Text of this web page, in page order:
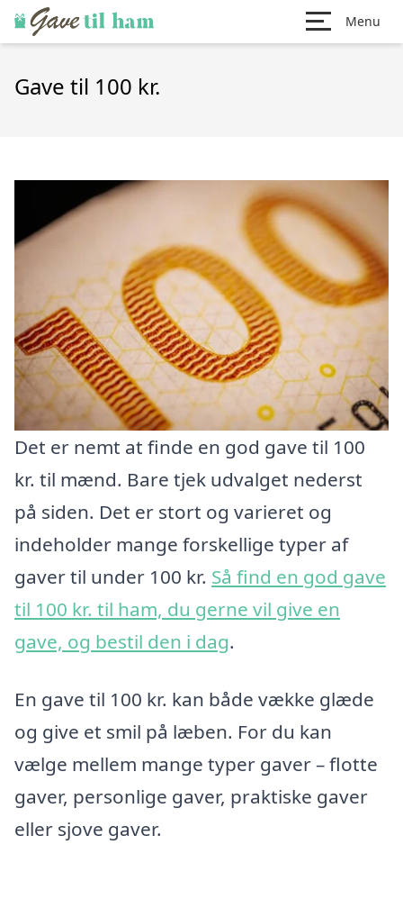
Menu
Gave til 100 kr.
Det er nemt at finde en god gave til 100
kr. til mænd. Bare tjek udvalget nederst
på siden. Det er stort og varieret og
indeholder mange forskellige typer af
gaver til under 100 kr. Så find en god gave
til 100 kr. til ham, du gerne vil give en
gave, og bestil den i dag.
En gave til 100 kr. kan både vække glæde
og give et smil på læben. For du kan
vælge mellem mange typer gaver – flotte
gaver, personlige gaver, praktiske gaver
eller sjove gaver.